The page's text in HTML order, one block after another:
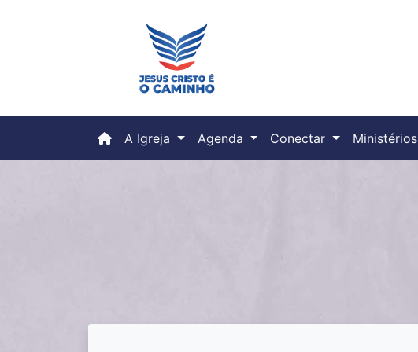
(current)
A Igreja Agenda Conectar Ministérios